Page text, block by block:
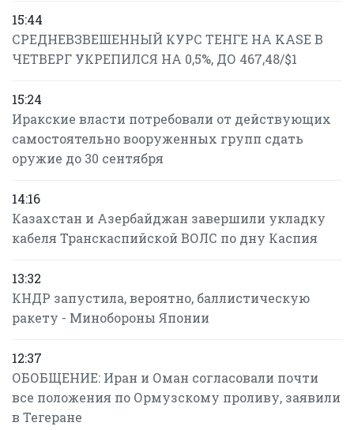
15:44
СРЕДНЕВЗВЕШЕННЫЙ КУРС ТЕНГЕ НА KASE В
ЧЕТВЕРГ УКРЕПИЛСЯ НА 0,5%, ДО 467,48/$1
15:24
Иракские власти потребовали от действующих
самостоятельно вооруженных групп сдать
оружие до 30 сентября
14:16
Казахстан и Азербайджан завершили укладку
кабеля Транскаспийской ВОЛС по дну Каспия
13:32
КНДР запустила, вероятно, баллистическую
ракету - Минобороны Японии
12:37
ОБОБЩЕНИЕ: Иран и Оман согласовали почти
все положения по Ормузскому проливу, заявили
в Тегеране